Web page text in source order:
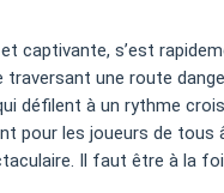
captivante, s’est
une route
défilent à un rythme
pour les joueurs de
Il faut être à la